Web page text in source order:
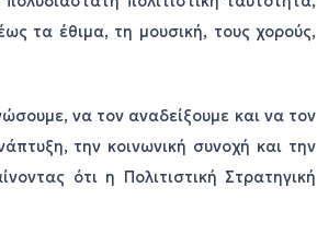
τα έθιμα, τη μουσική, τους χορούς,
να τον αναδείξουμε και να τον
την κοινωνική συνοχή και την
ότι η Πολιτιστική Στρατηγική